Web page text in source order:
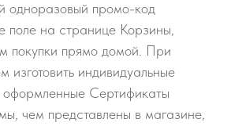
одноразовый промо-код
поле на странице Корзины,
покупки прямо домой. При
индивидуальные
Cертификаты
чем представлены в магазине,